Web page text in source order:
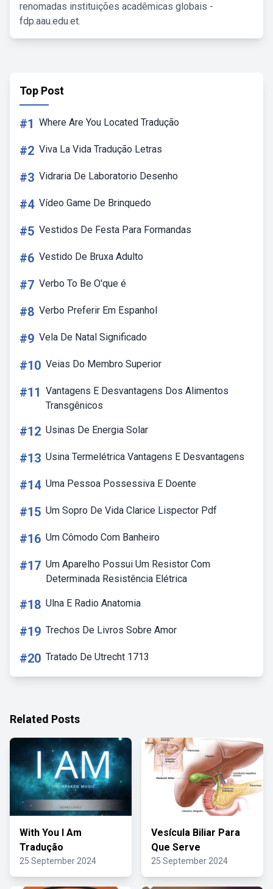
renomadas instituições acadêmicas globais -
fdp.aau.edu.et.
Top Post
#1 Where Are You Located Tradução
#2 Viva La Vida Tradução Letras
#3 Vidraria De Laboratorio Desenho
#4 Vídeo Game De Brinquedo
#5 Vestidos De Festa Para Formandas
#6 Vestido De Bruxa Adulto
#7 Verbo To Be O'que é
#8 Verbo Preferir Em Espanhol
#9 Vela De Natal Significado
#10 Veias Do Membro Superior
#11 Vantagens E Desvantagens Dos Alimentos
Transgênicos
#12 Usinas De Energia Solar
#13 Usina Termelétrica Vantagens E Desvantagens
#14 Uma Pessoa Possessiva E Doente
#15 Um Sopro De Vida Clarice Lispector Pdf
#16 Um Cômodo Com Banheiro
#17 Um Aparelho Possui Um Resistor Com
Determinada Resistência Elétrica
#18 Ulna E Radio Anatomia
#19 Trechos De Livros Sobre Amor
#20 Tratado De Utrecht 1713
Related Posts
With You I Am
Tradução
25 September 2024
Vesícula Biliar Para
Que Serve
25 September 2024